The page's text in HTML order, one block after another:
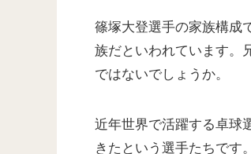
篠塚大登選手の家族構成
族だといわれています。
ではないでしょうか。
近年世界で活躍する卓球
きたという選手たちです